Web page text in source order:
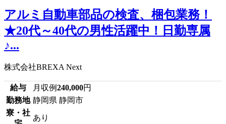
アルミ自動車部品の検査、梱包業務！
★20代～40代の男性活躍中！日勤専属
♪...
株式会社BREXA Next
給与 月収例240,000円
勤務地 静岡県 静岡市
寮・社
あり